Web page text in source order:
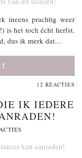
ineens prachtig weer
is het toch écht herfst.
dus ik merk dat…
12 REACTIES
IK IEDERE